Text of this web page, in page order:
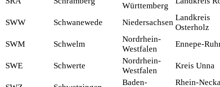
Württemberg
SWW Schwanewede Niedersachsen
Landkreis
Osterholz
SWM
Schwelm
Nordrhein-
Westfalen
Ennepe-
SWE Schwerte
Nordrhein-
Westfalen
Kreis Unna
Baden-
Rhein-